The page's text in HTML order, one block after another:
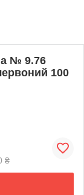
№ 9.76
100
₴